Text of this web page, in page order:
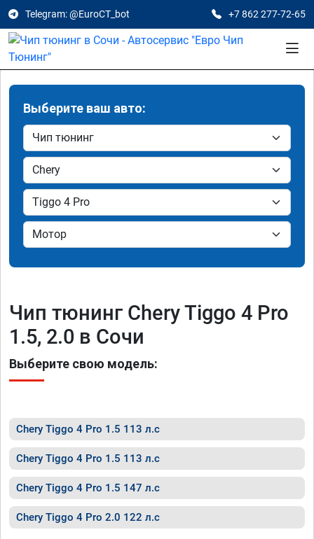
Telegram: @EuroCT_bot +7 862 277-72-65
Выберите ваш авто:
Чип тюнинг Chery Tiggo 4 Pro
1.5, 2.0 в Сочи
Выберите свою модель:
Chery Tiggo 4 Pro 1.5 113 л.с
Chery Tiggo 4 Pro 1.5 113 л.с
Chery Tiggo 4 Pro 1.5 147 л.с
Chery Tiggo 4 Pro 2.0 122 л.с